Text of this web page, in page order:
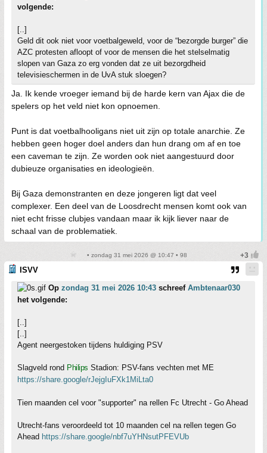
volgende:
[..]
Geld dit ook niet voor voetbalgeweld, voor de “bezorgde burger” die
AZC protesten afloopt of voor de mensen die het stelselmatig
slopen van Gaza zo erg vonden dat ze uit bezorgdheid
televisieschermen in de UvA stuk sloegen?
Ja. Ik kende vroeger iemand bij de harde kern van Ajax die de
spelers op het veld niet kon opnoemen.
Punt is dat voetbalhooligans niet uit zijn op totale anarchie. Ze
hebben geen hoger doel anders dan hun drang om af en toe
een caveman te zijn. Ze worden ook niet aangestuurd door
dubieuze organisaties en ideologieën.
Bij Gaza demonstranten en deze jongeren ligt dat veel
complexer. Een deel van de Loosdrecht mensen komt ook van
niet echt frisse clubjes vandaan maar ik kijk liever naar de
schaal van de problematiek.
• zondag 31 mei 2026 @ 10:47 • 98
ISVV
Op zondag 31 mei 2026 10:43 schreef Ambtenaar030
het volgende:
[..]
[..]
Agent neergestoken tijdens huldiging PSV
Slagveld rond Philips Stadion: PSV-fans vechten met ME
https://share.google/rJejgIuFXk1MiLta0
Tien maanden cel voor "supporter" na rellen Fc Utrecht - Go Ahead
Utrecht-fans veroordeeld tot 10 maanden cel na rellen tegen Go
Ahead https://share.google/nbf7uYHNsutPFEVUb